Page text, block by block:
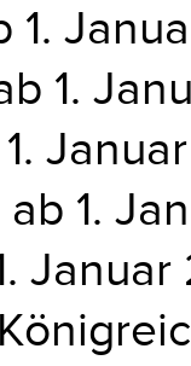
1.
1.
Januar